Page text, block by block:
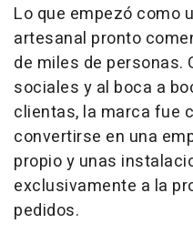
Lo que empezó como
artesanal pronto
de miles de personas.
sociales y al boca a
clientas, la marca fue
convertirse en una
propio y unas
exclusivamente a la
pedidos.